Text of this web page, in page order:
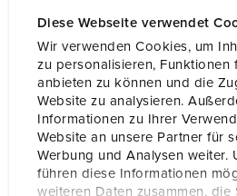
Diese Webseite verwendet
Wir verwenden Cookies, um
zu personalisieren, Funktionen
anbieten zu können und die
Website zu analysieren.
Informationen zu Ihrer
Website an unsere Partner für
Werbung und Analysen weiter.
führen diese Informationen
weiteren Daten zusammen, die
Clock position
Hertz
Connection technology
Contact
Protection type